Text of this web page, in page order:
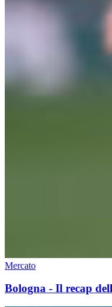
Mercato
Bologna - Il recap